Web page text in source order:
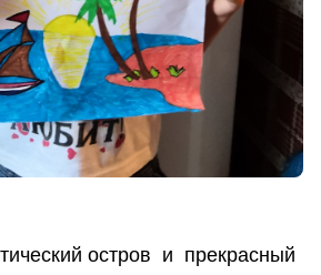
остров и прекрасный